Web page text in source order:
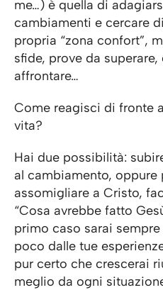
me…) è quella di
cambiamenti e cercare
propria “zona confort”,
sfide, prove da
affrontare…
Come reagisci di fronte
vita?
Hai due possibilità:
al cambiamento, oppure
assomigliare a Cristo,
“Cosa avrebbe fatto
primo caso sarai
poco dalle tue
pur certo che crescerai
meglio da ogni